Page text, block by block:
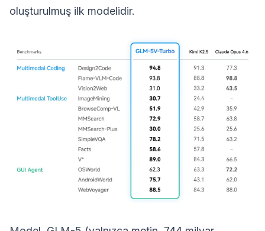
oluşturulmuş ilk modelidir.